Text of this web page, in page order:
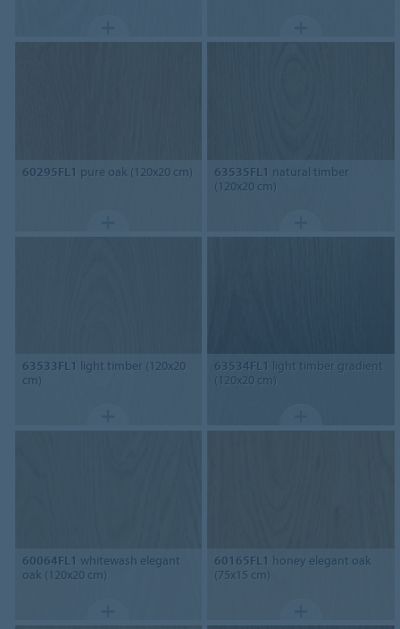
60295FL1 pure oak (120x20 cm) 63535FL1 natural timber
(120x20 cm)
63533FL1 light timber (120x20
cm)
63534FL1
light timber gradient
(120x20 cm)
60064FL1 whitewash elegant
oak (120x20 cm)
60165FL1 honey elegant oak
(75x15 cm)